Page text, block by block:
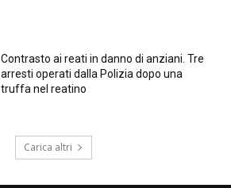
Contrasto ai reati in danno di anziani. Tre
arresti operati dalla Polizia dopo una
truffa nel reatino
Carica altri